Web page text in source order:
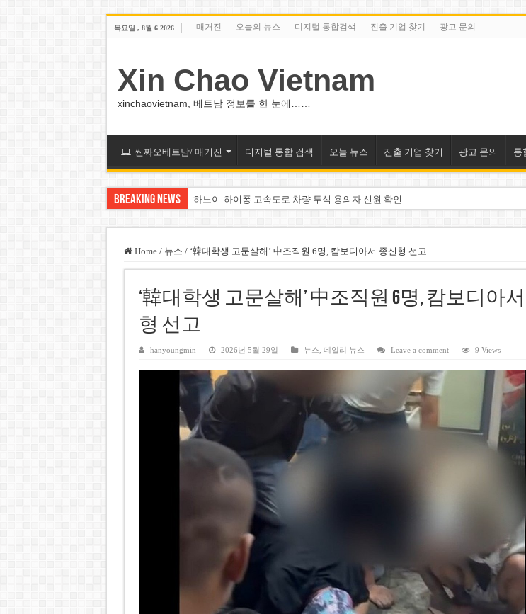
목요일 , 8월 6 2026 매거진 오늘의 뉴스 디지털 통합검색 진출 기업 찾기 광고 문의
Xin Chao Vietnam
xinchaovietnam, 베트남 정보를 한 눈에……
씬짜오베트남/ 매거진 디지털 통합 검색 오늘 뉴스 진출 기업 찾기 광고 문의 통
Breaking News 하노이-하이퐁 고속도로 차량 투석 용의자 신원 확인
베트남주식 VN지수 1,800선 돌파 기대…증권사, 유망 종목 제시
하노이 쌍둥이 타워 99층 부지 현장…세계 최고층 빌딩 추진
하노이 부동산 시장, 아파트 선호도 급부상…토지·단독주택 주춤
베트남주식 SST, 2025년 현금 배당 80% 결정…과거 최대 350% 지급 이력
베트남 전자비자 사기 웹사이트 주의…외국인 여행자 피해 경보
호주 젯스타, 내년부터 기내 수납칸 이용 유료화
베트남, 8월부터 토지·측량 처벌 강화… 기획사 코뮌 위원장 과태료 상한 50배 상향
호찌민시, 약 6,500㎡ 토지 용도변경 승인…리조트 개발 추진
Home / 뉴스 / ‘韓대학생 고문살해’ 中조직원 6명, 캄보디아서 종신형 선고
‘韓대학생 고문살해’ 中조직원 6명, 캄보디아
형 선고
hanyoungmin 2026년 5월 29일 뉴스 데일리 뉴스 Leave a comment 9 Views